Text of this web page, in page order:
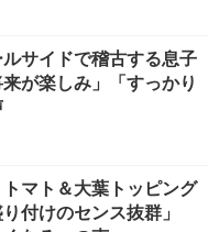
サイドで稽古する息子
が楽しみ」「すっかり
マト＆大葉トッピング
付けのセンス抜群」